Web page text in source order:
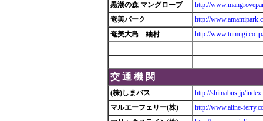
黒潮の森 マングローブ
http://
奄美パーク
http://
奄美大島 紬村
http://
交 通 機 関
(株)しまバス
http://shimabus.jp/
マルエーフェリー(株)
http://www.aline-